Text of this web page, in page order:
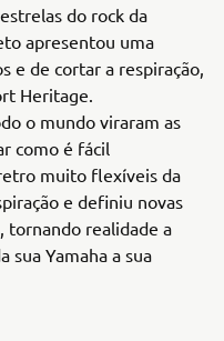
do rock da
apresentou uma
e de cortar a respiração,
Heritage.
o mundo viraram as
como é fácil
muito flexíveis da
e definiu novas
tornando realidade a
sua Yamaha a sua